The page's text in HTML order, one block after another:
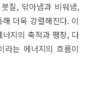
질, 닦아냄과 비워냄,
더욱 강렬해진다. 이
지의 축적과 팽창, 다
라는 에너지의 흐름이